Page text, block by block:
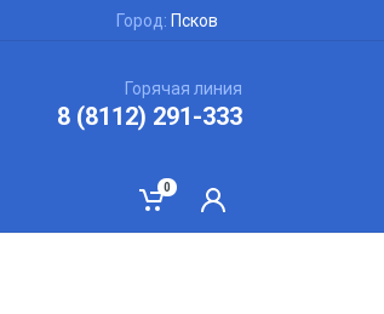
Город: Псков
Горячая линия
8 (8112) 291-333
0